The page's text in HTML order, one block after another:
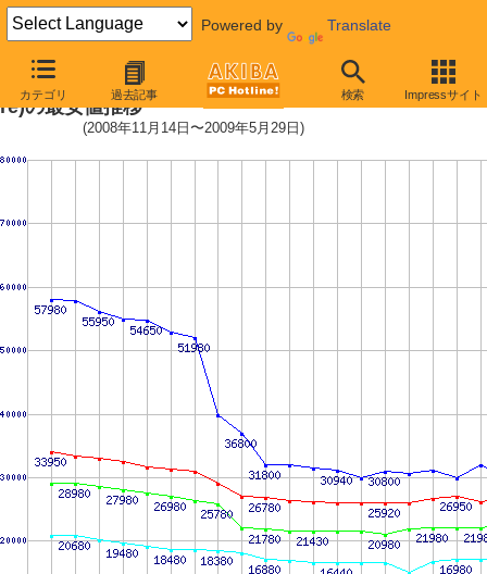
Powered by Translate
カテゴリ 過去記事 検索 Impressサイト
LGA775 (FSB 1333MHz,Quad Co
re)の最安値推移
(2008年11月14日〜2009年5月29日)